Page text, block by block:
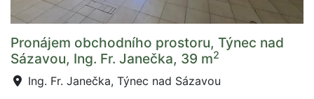
Pronájem obchodního prostoru, Týnec nad
Sázavou, Ing. Fr. Janečka, 39 m2
Ing. Fr. Janečka, Týnec nad Sázavou